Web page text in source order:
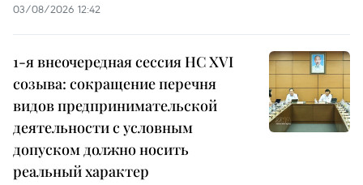
03/08/2026 12:42
1-я внеочередная сессия НС XVI
созыва: сокращение перечня
видов предпринимательской
деятельности с условным
допуском должно носить
реальный характер